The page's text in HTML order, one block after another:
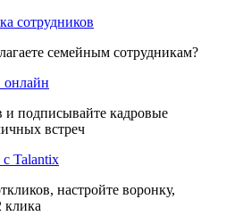
сотрудников
семейным сотрудникам?
онлайн
и подписывайте кадровые
встреч
с Talantix
настройте воронку,
клика